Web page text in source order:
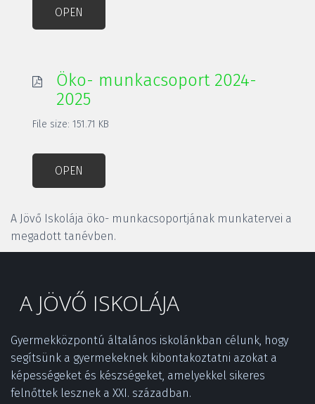
OPEN
Öko- munkacsoport 2024-
2025
File size: 151.71 KB
OPEN
A Jövő Iskolája öko- munkacsoportjának munkatervei a
megadott tanévben.
A JÖVŐ ISKOLÁJA
Gyermekközpontú általános iskolánkban célunk, hogy
segítsünk a gyermekeknek kibontakoztatni azokat a
képességeket és készségeket, amelyekkel sikeres
felnőttek lesznek a XXI. században.­